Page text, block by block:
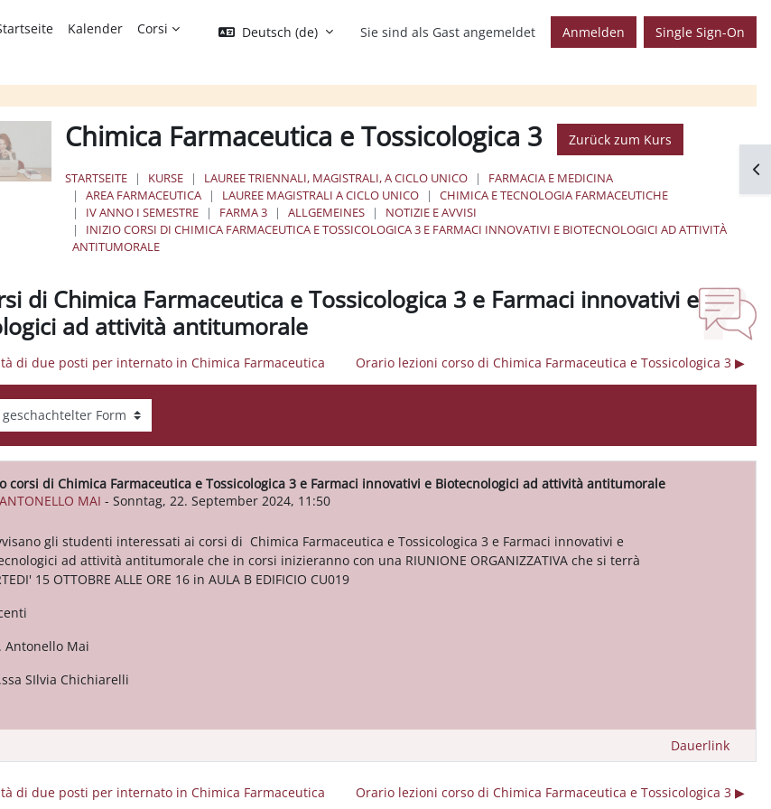
Kalender Corsi Deutsch ‎(de)‎ Sie sind als Gast angemeldet Anmelden Single Sign-On
Chimica Farmaceutica e Tossicologica 3 Zurück zum Kurs
STARTSEITE KURSE LAUREE TRIENNALI, MAGISTRALI, A CICLO UNICO
FARMACIA E MEDICINA
AREA FARMACEUTICA
LAUREE MAGISTRALI A CICLO UNICO
CHIMICA E TECNOLOGIA FARMACEUTICHE
IV ANNO I SEMESTRE
FARMA 3 ALLGEMEINES
NOTIZIE E AVVISI
INIZIO CORSI DI CHIMICA FARMACEUTICA E TOSSICOLOGICA 3 E FARMACI INNOVATIVI E BIOTECNOLOGICI AD ATTIVITÀ
ANTITUMORALE
di Chimica Farmaceutica e Tossicologica 3 e Farmaci innovativi e
ad attività antitumorale
di due posti per internato in Chimica Farmaceutica Orario lezioni corso di Chimica Farmaceutica e Tossicologica 3 ▶︎
corsi di Chimica Farmaceutica e Tossicologica 3 e Farmaci innovativi e Biotecnologici ad attività antitumorale
ANTONELLO MAI - Sonntag, 22. September 2024, 11:50
Antworten: 0
gli studenti interessati ai corsi di Chimica Farmaceutica e Tossicologica 3 e Farmaci innovativi e
ad attività antitumorale che in corsi inizieranno con una RIUNIONE ORGANIZZATIVA che si terrà
15 OTTOBRE ALLE ORE 16 in AULA B EDIFICIO CU019
Antonello Mai
SIlvia Chichiarelli
Dauerlink
di due posti per internato in Chimica Farmaceutica Orario lezioni corso di Chimica Farmaceutica e Tossicologica 3 ▶︎